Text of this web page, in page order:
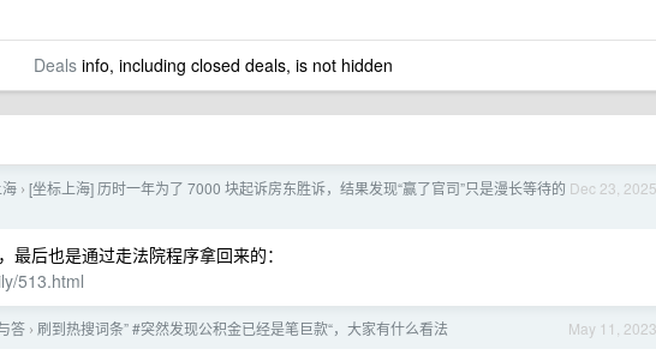
Dealsinfo, including closed deals, is not hidden
Dec 23, 2025
海 › [坐标上海] 历时一年为了 7000 块起诉房东胜诉，结果发现“赢了官司”只是漫长等待的
后也是通过走法院程序拿回来的：
513.html
May 11, 2023
答 › 刷到热搜词条” #突然发现公积金已经是笔巨款“，大家有什么看法